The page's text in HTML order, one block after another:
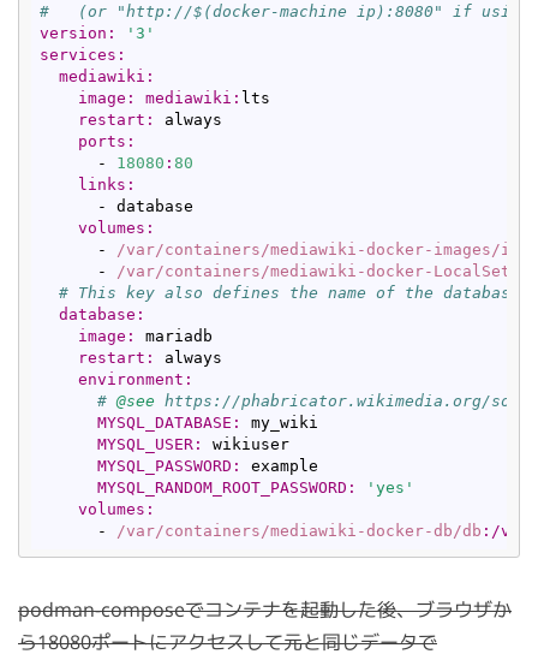
#   (or "http://$(docker-machine ip):8080" if using
version:
'3'
services:
mediawiki:
image:
mediawiki: lts
restart:
always
ports:
      -
18080 : 80
links:
      - database
volumes:
      -
/var/containers /mediawiki-docker-images/
      -
/var/containers /mediawiki-docker-
# This key also defines the name of the
database:
image:
mariadb
restart:
always
environment:
# @see https://phabricator.wikimedia.org/
MYSQL_DATABASE:
my_wiki
MYSQL_USER:
wikiuser
MYSQL_PASSWORD:
example
MYSQL_RANDOM_ROOT_PASSWORD:
'yes'
volumes:
      -
/var/containers /mediawiki-docker-db/db :/
podman-composeでコンテナを起動した後、ブラウザか
ら18080ポートにアクセスして元と同じデータで